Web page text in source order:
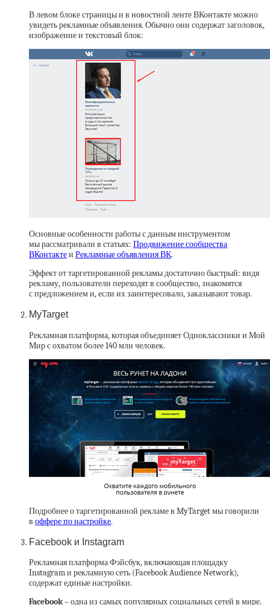
В левом блоке страницы и в новостной ленте ВКонтакте можно
увидеть рекламные объявления. Обычно они содержат заголовок,
изображение и текстовый блок:
Основные особенности работы с данным инструментом
мы рассматривали в статьях: Продвижение сообщества
ВКонтактеи Рекламные объявления ВК.
Эффект от таргетированной рекламы достаточно быстрый: видя
рекламу, пользователи переходят в сообщество, знакомятся
с предложением и, если их заинтересовало, заказывают товар.
MyTarget
Рекламная платформа, которая объединяет Одноклассники и Мой
Мир с охватом более 140 млн человек.
Подробнее о таргетированной рекламе в MyTarget мы говорили
в оффере по настройке.
Facebook и Instagram
Рекламная платформа Фэйсбук, включающая площадку
Instagram и рекламную сеть (Facebook Audience Network),
содержат единые настройки.
Facebook– одна из самых популярных социальных сетей в мире.